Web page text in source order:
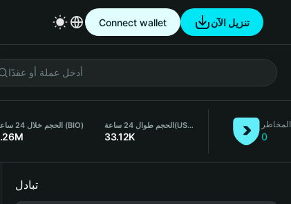
Connect wallet تنزيل الآن
الحجم خلال 24 ساعة (BIO) الحجم طوال 24 ساعة(USDT)
33.12K
المخاطر
0
تبادل